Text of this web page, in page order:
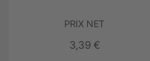
PRIX NET
3,39 €